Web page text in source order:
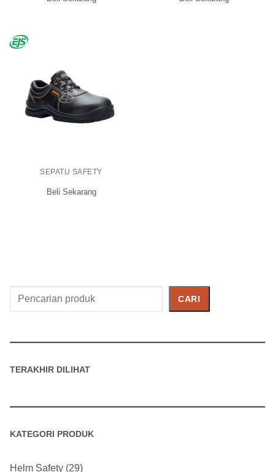
SEPATU SAFETY
Beli Sekarang
Cari
Produk
CARI
TERAKHIR DILIHAT
KATEGORI PRODUK
Helm Safety 29